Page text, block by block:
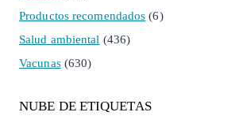
Productos recomendados (6)
Salud ambiental (436)
Vacunas(630)
NUBE DE ETIQUETAS